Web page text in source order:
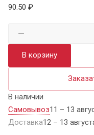
90.50 ₽
В корзину
В наличии
Самовывоз11 – 13
Доставка12 – 13